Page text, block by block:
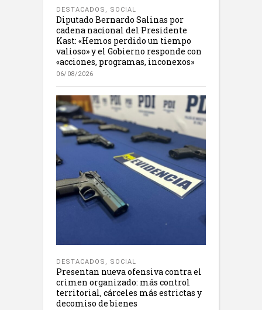
DESTACADOS , SOCIAL
Diputado Bernardo Salinas por
cadena nacional del Presidente
Kast: «Hemos perdido un tiempo
valioso» y el Gobierno responde con
«acciones, programas, inconexos»
06/08/2026
DESTACADOS , SOCIAL
Presentan nueva ofensiva contra el
crimen organizado: más control
territorial, cárceles más estrictas y
decomiso de bienes